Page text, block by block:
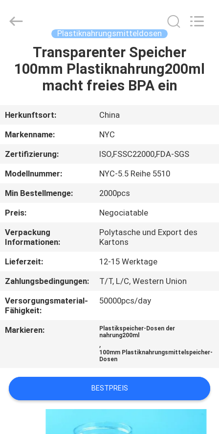
HAUS
PRODUKTE
ÜBER
UNS
FABRIK-
AUSFLUG
QUALITÄTSKONTROLLE
TRETEN
SIE
MIT
IN
VERBINDUNG
FÄLLE
Co.,Ltd..
Plastiknahrungsmitteldosen
Transparenter Speicher
100mm Plastiknahrung200ml
macht freies BPA ein
Herkunftsort:
China
Markenname:
NYC
Zertifizierung:
ISO,FSSC22000,FDA-SGS
Modellnummer:
NYC-5.5 Reihe 5510
Min Bestellmenge:
2000pcs
Preis:
Negociatable
Verpackung
Informationen:
Polytasche und Export des
Kartons
Lieferzeit:
12-15 Werktage
Zahlungsbedingungen:
T/T, L/C, Western Union
Versorgungsmaterial-
Fähigkeit:
50000pcs/day
Markieren:
Plastikspeicher-Dosen der
nahrung200ml
,
100mm Plastiknahrungsmittelspeicher-
Dosen
BESTPREIS